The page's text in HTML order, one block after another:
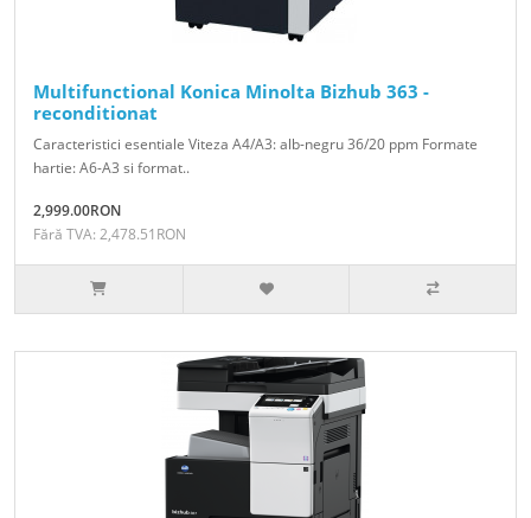
Multifunctional Konica Minolta Bizhub 363 -
reconditionat
Caracteristici esentiale Viteza A4/A3: alb-negru 36/20 ppm Formate
hartie: A6-A3 si format..
2,999.00RON
Fără TVA: 2,478.51RON